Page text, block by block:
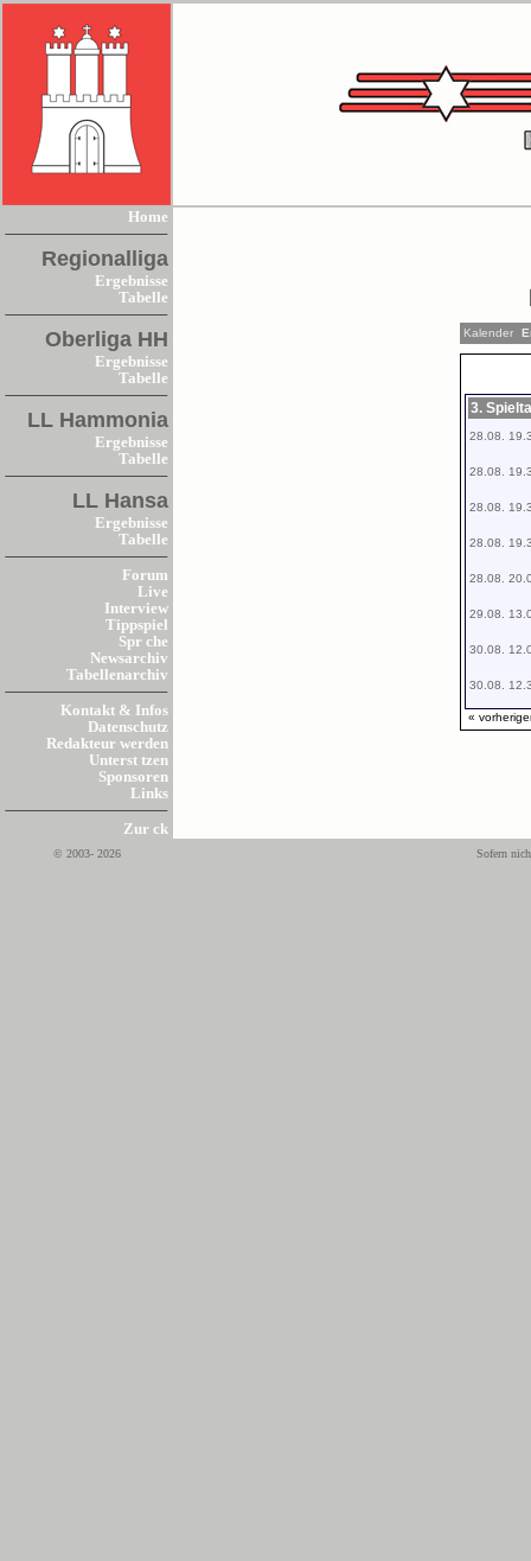
Home
Regionalliga
Ergebnisse
Tabelle
Oberliga HH
Ergebnisse
Tabelle
LL Hammonia
Ergebnisse
Tabelle
LL Hansa
Ergebnisse
Tabelle
Forum
Live
Interview
Tippspiel
Spr che
Newsarchiv
Tabellenarchiv
Kontakt & Infos
Datenschutz
Redakteur werden
Unterst tzen
Sponsoren
Links
Zur ck
Kalender
3.
28.08.
28.08.
28.08.
28.08.
28.08.
29.08.
30.08.
30.08.
«
© 2003- 2026 Sofern